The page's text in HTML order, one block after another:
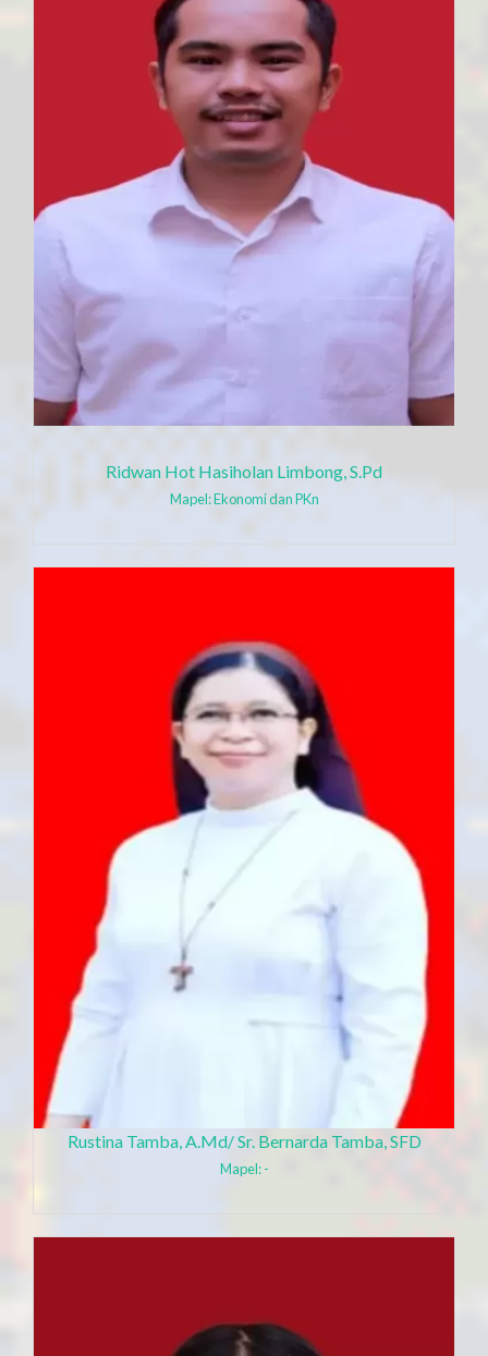
Ridwan Hot Hasiholan Limbong, S.Pd
Mapel: Ekonomi dan PKn
Rustina Tamba, A.Md/ Sr. Bernarda Tamba, SFD
Mapel: -